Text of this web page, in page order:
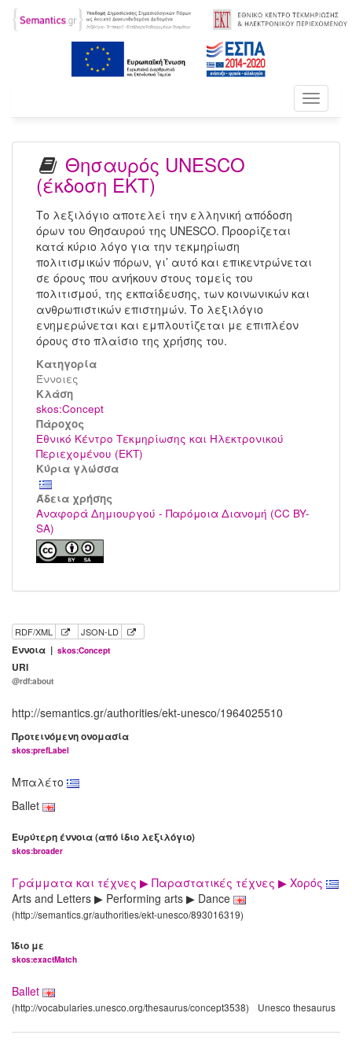
Toggle
Θησαυρός UNESCO
(έκδοση ΕΚΤ)
Το λεξιλόγιο αποτελεί την ελληνική απόδοση
όρων του Θησαυρού της UNESCO. Προορίζεται
κατά κύριο λόγο για την τεκμηρίωση
πολιτισμικών πόρων, γι’ αυτό και επικεντρώνεται
σε όρους που ανήκουν στους τομείς του
πολιτισμού, της εκπαίδευσης, των κοινωνικών και
ανθρωπιστικών επιστημών. Το λεξιλόγιο
ενημερώνεται και εμπλουτίζεται με επιπλέον
όρους στο πλαίσιο της χρήσης του.
Κατηγορία
Έννοιες
Kλάση
skos:Concept
Πάροχος
Εθνικό Κέντρο Τεκμηρίωσης και Ηλεκτρονικού
Περιεχομένου (ΕΚΤ)
Κύρια γλώσσα
Άδεια χρήσης
Αναφορά Δημιουργού - Παρόμοια Διανομή (CC BY-
SA)
RDF/XML JSON-LD
Έννοια | skos:Concept
URI
@rdf:about
http://semantics.gr/authorities/ekt-unesco/1964025510
Προτεινόμενη ονομασία
skos:prefLabel
Μπαλέτο
Ballet
Ευρύτερη έννοια (από ίδιο λεξιλόγιο)
skos:broader
Γράμματα και τέχνες ▶ Παραστατικές τέχνες ▶ Χορός
Arts and Letters ▶ Performing arts ▶ Dance
(http://semantics.gr/authorities/ekt-unesco/893016319)
Ίδιο με
skos:exactMatch
Ballet
(http://vocabularies.unesco.org/thesaurus/concept3538) Unesco thesaurus